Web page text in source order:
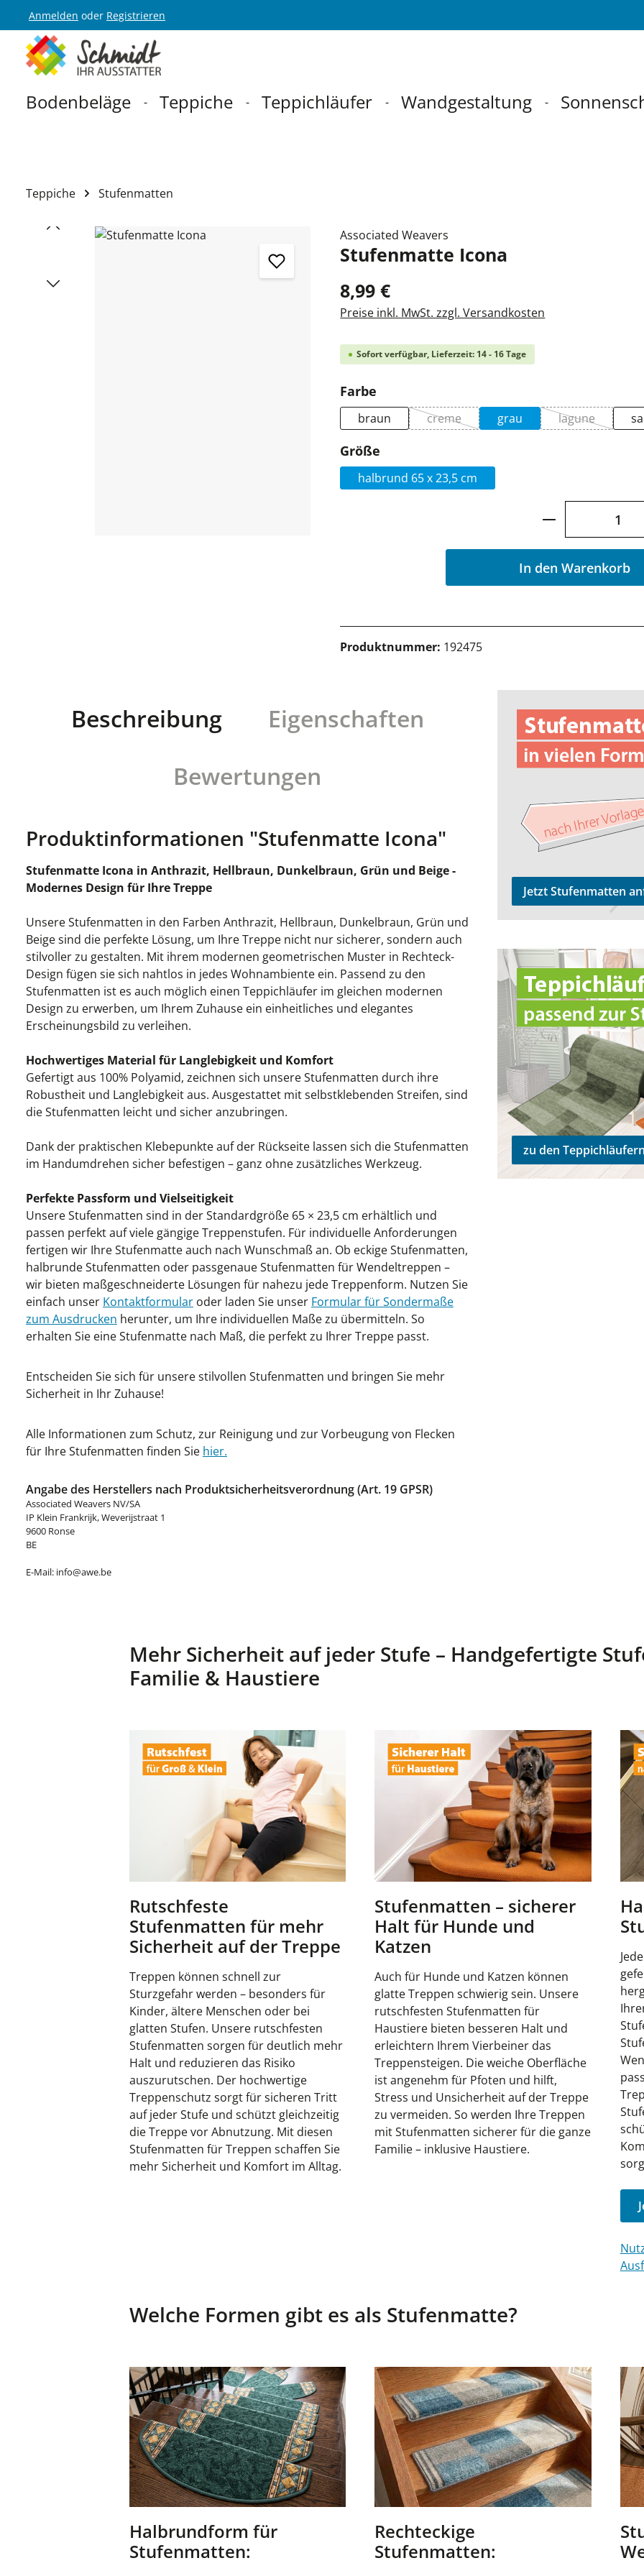
Hauptnavigation springen
Anmelden oder Registrieren
Bodenbeläge Teppiche Teppichläufer Wandgestaltung
Teppiche Stufenmatten
Bildergalerie überspringen Associated Weavers
Stufenmatte Icona
8,99 €
Preise inkl. MwSt. zzgl. Versandkosten
Sofort verfügbar, Lieferzeit: 14 - 16 Tage
Farbe
braun creme(Diese Option ist zurzeit nicht verfügbar.)
grau lagune
(Diese
Größe
halbrund 65 x 23,5 cm
Produkt
In den Warenkorb
Produktnummer: 192475
Beschreibung
Eigenschaften
Bewertungen
Produktinformationen "Stufenmatte Icona"
Stufenmatte Icona in Anthrazit, Hellbraun, Dunkelbraun, Grün und Beige -
Modernes Design für Ihre Treppe
Unsere Stufenmatten in den Farben Anthrazit, Hellbraun, Dunkelbraun, Grün und
Beige sind die perfekte Lösung, um Ihre Treppe nicht nur sicherer, sondern auch
stilvoller zu gestalten. Mit ihrem modernen geometrischen Muster in Rechteck-
Design fügen sie sich nahtlos in jedes Wohnambiente ein. Passend zu den
Stufenmatten ist es auch möglich einen Teppichläufer im gleichen modernen
Design zu erwerben, um Ihrem Zuhause ein einheitliches und elegantes
Erscheinungsbild zu verleihen.
Hochwertiges Material für Langlebigkeit und Komfort
Gefertigt aus 100% Polyamid, zeichnen sich unsere Stufenmatten durch ihre
Robustheit und Langlebigkeit aus. Ausgestattet mit selbstklebenden Streifen, sind
die Stufenmatten leicht und sicher anzubringen.
Dank der praktischen Klebepunkte auf der Rückseite lassen sich die Stufenmatten
im Handumdrehen sicher befestigen – ganz ohne zusätzliches Werkzeug.
Perfekte Passform und Vielseitigkeit
Unsere Stufenmatten sind in der Standardgröße 65 × 23,5 cm erhältlich und
passen perfekt auf viele gängige Treppenstufen. Für individuelle Anforderungen
fertigen wir Ihre Stufenmatte auch nach Wunschmaß an. Ob eckige Stufenmatten,
halbrunde Stufenmatten oder passgenaue Stufenmatten für Wendeltreppen –
wir bieten maßgeschneiderte Lösungen für nahezu jede Treppenform. Nutzen Sie
einfach unser Kontaktformular oder laden Sie unser Formular für Sondermaße
zum Ausdrucken herunter, um Ihre individuellen Maße zu übermitteln. So
erhalten Sie eine Stufenmatte nach Maß, die perfekt zu Ihrer Treppe passt.
Entscheiden Sie sich für unsere stilvollen Stufenmatten und bringen Sie mehr
Sicherheit in Ihr Zuhause!
Alle Informationen zum Schutz, zur Reinigung und zur Vorbeugung von Flecken
für Ihre Stufenmatten finden Sie hier.
Angabe des Herstellers nach Produktsicherheitsverordnung (Art. 19 GPSR)
Associated Weavers NV/SA
IP Klein Frankrijk, Weverijstraat 1
9600 Ronse
BE
E-Mail: info@awe.be
Jetzt Stufenmatten
zu den Teppichläufern
zu den
Mehr Sicherheit auf jeder Stufe – Handgefertigte
Familie & Haustiere
Rutschfeste
Stufenmatten für mehr
Sicherheit auf der Treppe
Treppen können schnell zur
Sturzgefahr werden – besonders für
Kinder, ältere Menschen oder bei
glatten Stufen. Unsere rutschfesten
Stufenmatten sorgen für deutlich mehr
Halt und reduzieren das Risiko
auszurutschen. Der hochwertige
Treppenschutz sorgt für sicheren Tritt
auf jeder Stufe und schützt gleichzeitig
die Treppe vor Abnutzung. Mit diesen
Stufenmatten für Treppen schaffen Sie
mehr Sicherheit und Komfort im Alltag.
Stufenmatten – sicherer
Halt für Hunde und
Katzen
Auch für Hunde und Katzen können
glatte Treppen schwierig sein. Unsere
rutschfesten Stufenmatten für
Haustiere bieten besseren Halt und
erleichtern Ihrem Vierbeiner das
Treppensteigen. Die weiche Oberfläche
ist angenehm für Pfoten und hilft,
Stress und Unsicherheit auf der Treppe
zu vermeiden. So werden Ihre Treppen
mit Stufenmatten sicherer für die ganze
Familie – inklusive Haustiere.
Welche Formen gibt es als Stufenmatte?
Halbrundform für
Stufenmatten:
Rechteckige
Stufenmatten: